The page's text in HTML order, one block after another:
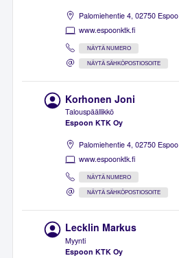
Palomiehentie 4, 02750 Espoo
www.espoonktk.fi
NÄYTÄ NUMERO
NÄYTÄ SÄHKÖPOSTIOSOITE
Korhonen Joni
Talouspäällikkö
Espoon KTK Oy
Palomiehentie 4, 02750 Espoo
www.espoonktk.fi
NÄYTÄ NUMERO
NÄYTÄ SÄHKÖPOSTIOSOITE
Lecklin Markus
Myynti
Espoon KTK Oy